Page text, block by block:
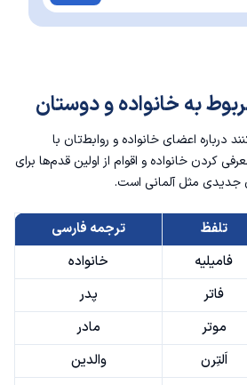
به خانواده و دوستان
درباره اعضای خانواده و روابط‌تان با
کردن خانواده و اقوام از اولین قدم‌ها برای
جدیدی مثل آلمانی است.
تلفظ
ترجمه فارسی
فامیلیه
خانواده
فاتر
پدر
موتر
مادر
اَلتِرن
والدین